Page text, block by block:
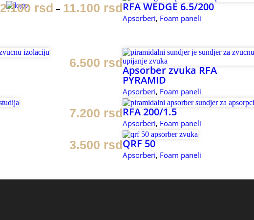
X
2.100 rsd – 11.100 rsdRFA WEDGE 6.5/200
Apsorberi, Foam paneli
6.500 rsd
Apsorber zvuka RFA
PYRAMID
Apsorberi, Foam paneli
7.200 rsdRFA 200/1.5
Apsorberi, Foam paneli
3.500 rsdQRF 50
Apsorberi, Foam paneli